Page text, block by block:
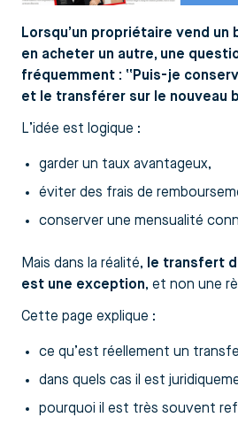
Lorsqu’un propriétaire vend un
en acheter un autre, une
fréquemment : “Puis-je
et le transférer sur le nouveau
L’idée est logique :
garder un taux avantageux,
éviter des frais de
conserver une mensualité
Mais dans la réalité,
le transfert
est une exception, et non une
Cette page explique :
ce qu’est réellement un
dans quels cas il est
pourquoi il est très souvent